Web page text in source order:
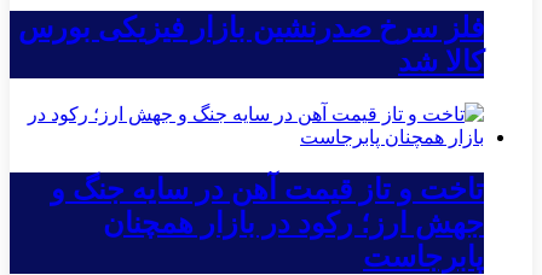
فلز سرخ صدرنشین بازار فیزیکی بورس
کالا شد
تاخت و تاز قیمت آهن در سایه جنگ و
جهش ارز؛ رکود در بازار همچنان
پابرجاست